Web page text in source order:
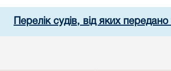
Перелік судів, від яких передано